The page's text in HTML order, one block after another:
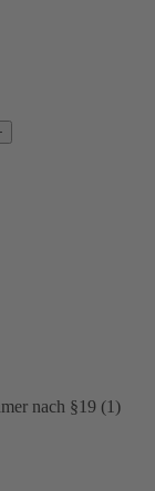
nach §19 (1)